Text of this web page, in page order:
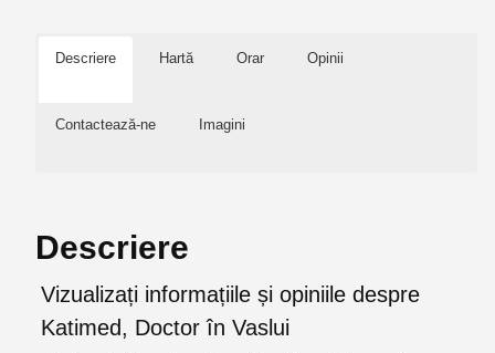
Descriere Hartă Orar Opinii
Contactează-ne Imagini
Descriere
Vizualizați informațiile și opiniile despre
Katimed, Doctor în Vaslui